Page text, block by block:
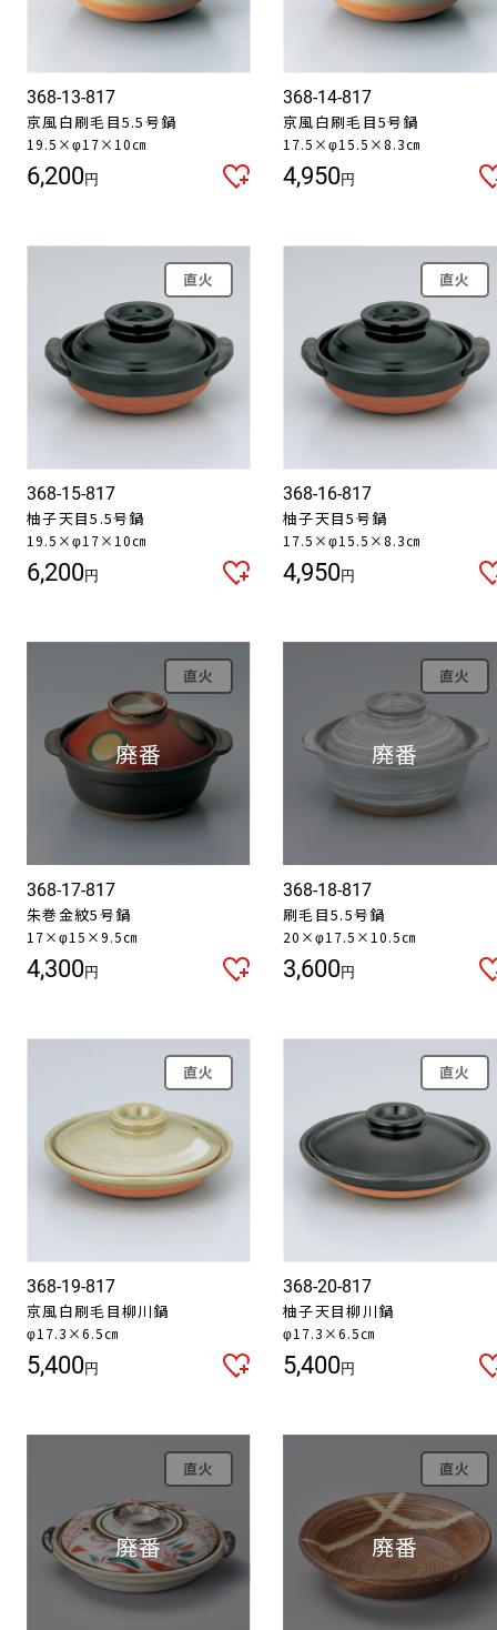
368-13-817
京風白刷毛目5.5号鍋
19.5×φ17×10㎝
6,200円
368-14-817
京風白刷毛目5号鍋
17.5×φ15.5×8.3㎝
4,950円
直火
368-15-817
柚子天目5.5号鍋
19.5×φ17×10㎝
6,200円
直火
368-16-817
柚子天目5号鍋
17.5×φ15.5×8.3㎝
4,950円
直火
368-17-817
朱巻金紋5号鍋
17×φ15×9.5㎝
4,300円
直火
368-18-817
刷毛目5.5号鍋
20×φ17.5×10.5㎝
3,600円
直火
368-19-817
京風白刷毛目柳川鍋
φ17.3×6.5㎝
5,400円
直火
368-20-817
柚子天目柳川鍋
φ17.3×6.5㎝
5,400円
直火 直火
カートへ進む